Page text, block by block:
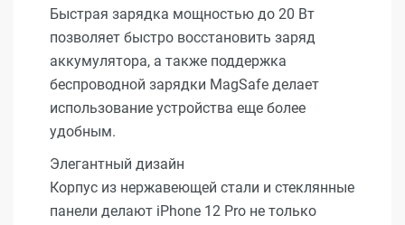
Быстрая зарядка мощностью до 20 Вт
позволяет быстро восстановить заряд
аккумулятора, а также поддержка
беспроводной зарядки MagSafe делает
использование устройства еще более
удобным.
Элегантный дизайн
Корпус из нержавеющей стали и стеклянные
панели делают iPhone 12 Pro не только